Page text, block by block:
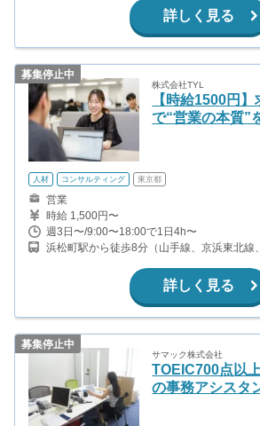
詳しく見る
募集停止中
株式会社TYL
【時給1500円
で“営業の本質”
人材 コンサルティング 東京都
営業
時給 1,500円〜
週3日〜/9:00〜18:00で1日4h〜
浜松町駅から徒歩8分（山手線、京浜東北線
詳しく見る
募集停止中
サマック株式会社
TOEIC700点以
の事務アシスタ